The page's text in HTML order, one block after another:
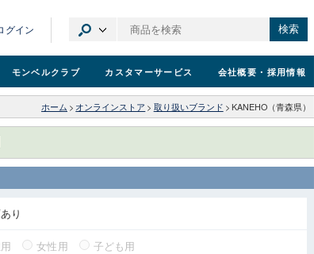
グイン 検索
モンベルクラブ カスタマーサービス 会社概要 ・採用情報
ホーム > オンラインストア > 取り扱いブランド > KANEHO（青森県）
り
女性用 子ども用